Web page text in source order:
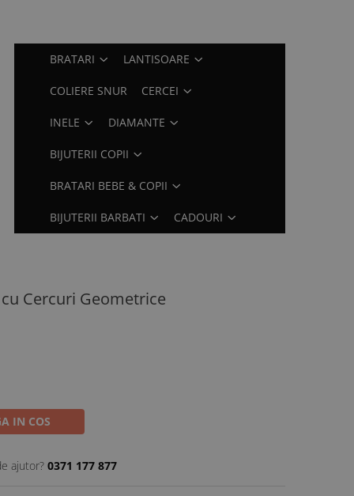
BRATARI LANTISOARE
COLIERE SNUR CERCEI
INELE DIAMANTE
BIJUTERII COPII
BRATARI BEBE & COPII
BIJUTERII BARBATI CADOURI
Cercuri Geometrice
IN COS
ajutor? 0371 177 877